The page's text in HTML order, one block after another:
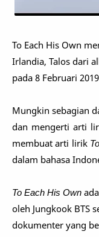
To Each His Own
Irlandia, Talos dari
pada 8 Februari
Mungkin sebagian
dan mengerti arti
membuat arti lirik
dalam bahasa
To Each His Own
oleh Jungkook BTS
dokumenter yang